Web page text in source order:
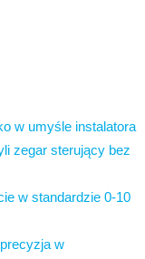
w umyśle instalatora
zegar sterujący bez
w standardzie 0-10
w